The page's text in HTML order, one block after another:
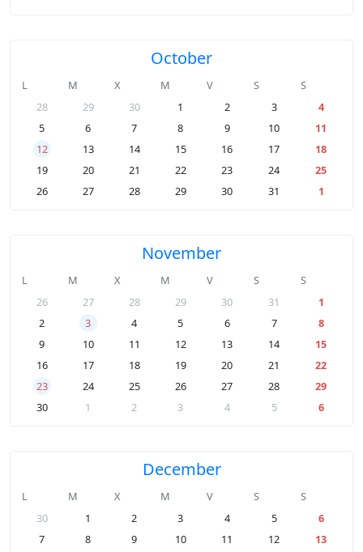
October
L M X M V S
S
28
29 30 1 2 3
4
5
6 7 8 9 10
11
12
13 14 15 16 17
18
19
20 21 22 23 24
25
26
27 28 29 30 31 1
November
L M X M V S
S
26
27 28 29 30 31
1
2
3 4 5 6 7
8
9
10 11 12 13 14
15
16
17 18 19 20 21
22
23
24 25 26 27 28
29
30
1 2 3 4 5 6
December
L M X M V S
S
30
1 2 3 4 5
6
7
8 9 10 11 12
13